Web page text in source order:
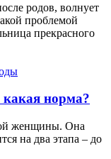
родов, волнует
проблемой
прекрасного
норма?
женщины. Она
на два этапа – до